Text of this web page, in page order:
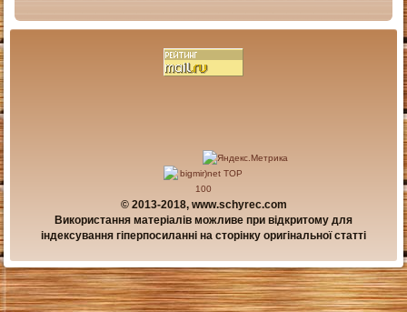
© 2013-2018, www.schyrec.com
Використання матеріалів можливе при відкритому для
індексування гіперпосиланні на сторінку оригінальної статті